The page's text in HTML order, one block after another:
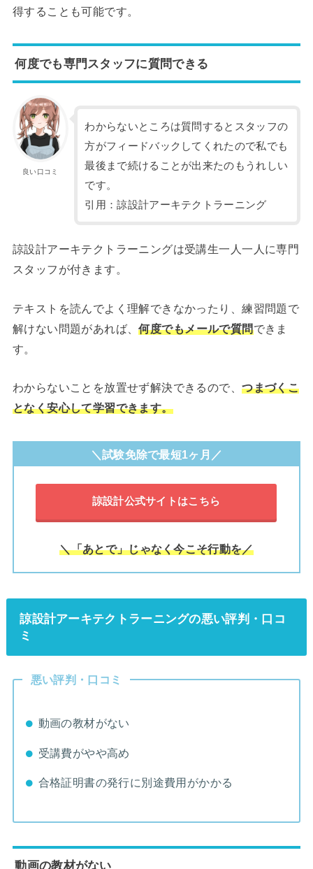
得することも可能です。
何度でも専門スタッフに質問できる
良い口コミ
わからないところは質問するとスタッフの
方がフィードバックしてくれたので私でも
最後まで続けることが出来たのもうれしい
です。
引用：諒設計アーキテクトラーニング
諒設計アーキテクトラーニングは受講生一人一人に専門
スタッフが付きます。
テキストを読んでよく理解できなかったり、練習問題で
解けない問題があれば、何度でもメールで質問できま
す。
わからないことを放置せず解決できるので、つまづくこ
となく安心して学習できます。
＼試験免除で最短1ヶ月／
諒設計公式サイトはこちら
＼「あとで」じゃなく今こそ行動を／
諒設計アーキテクトラーニングの悪い評判・口コ
ミ
悪い評判・口コミ
動画の教材がない
受講費がやや高め
合格証明書の発行に別途費用がかかる
動画の教材がない